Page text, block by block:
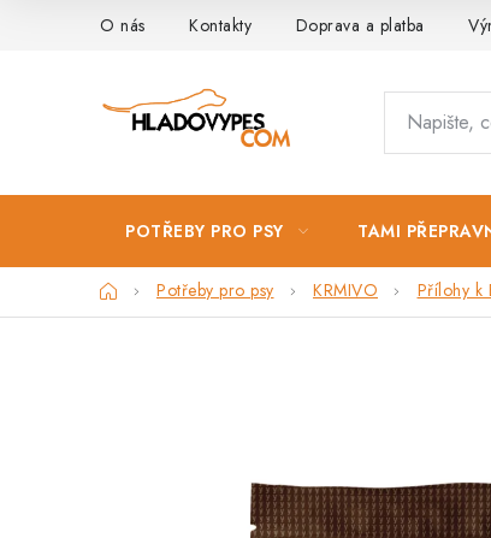
O nás Kontakty Doprava a platba
POTŘEBY PRO PSY TAMI
DomůPotřeby pro psy KRMIVO Přílohy k